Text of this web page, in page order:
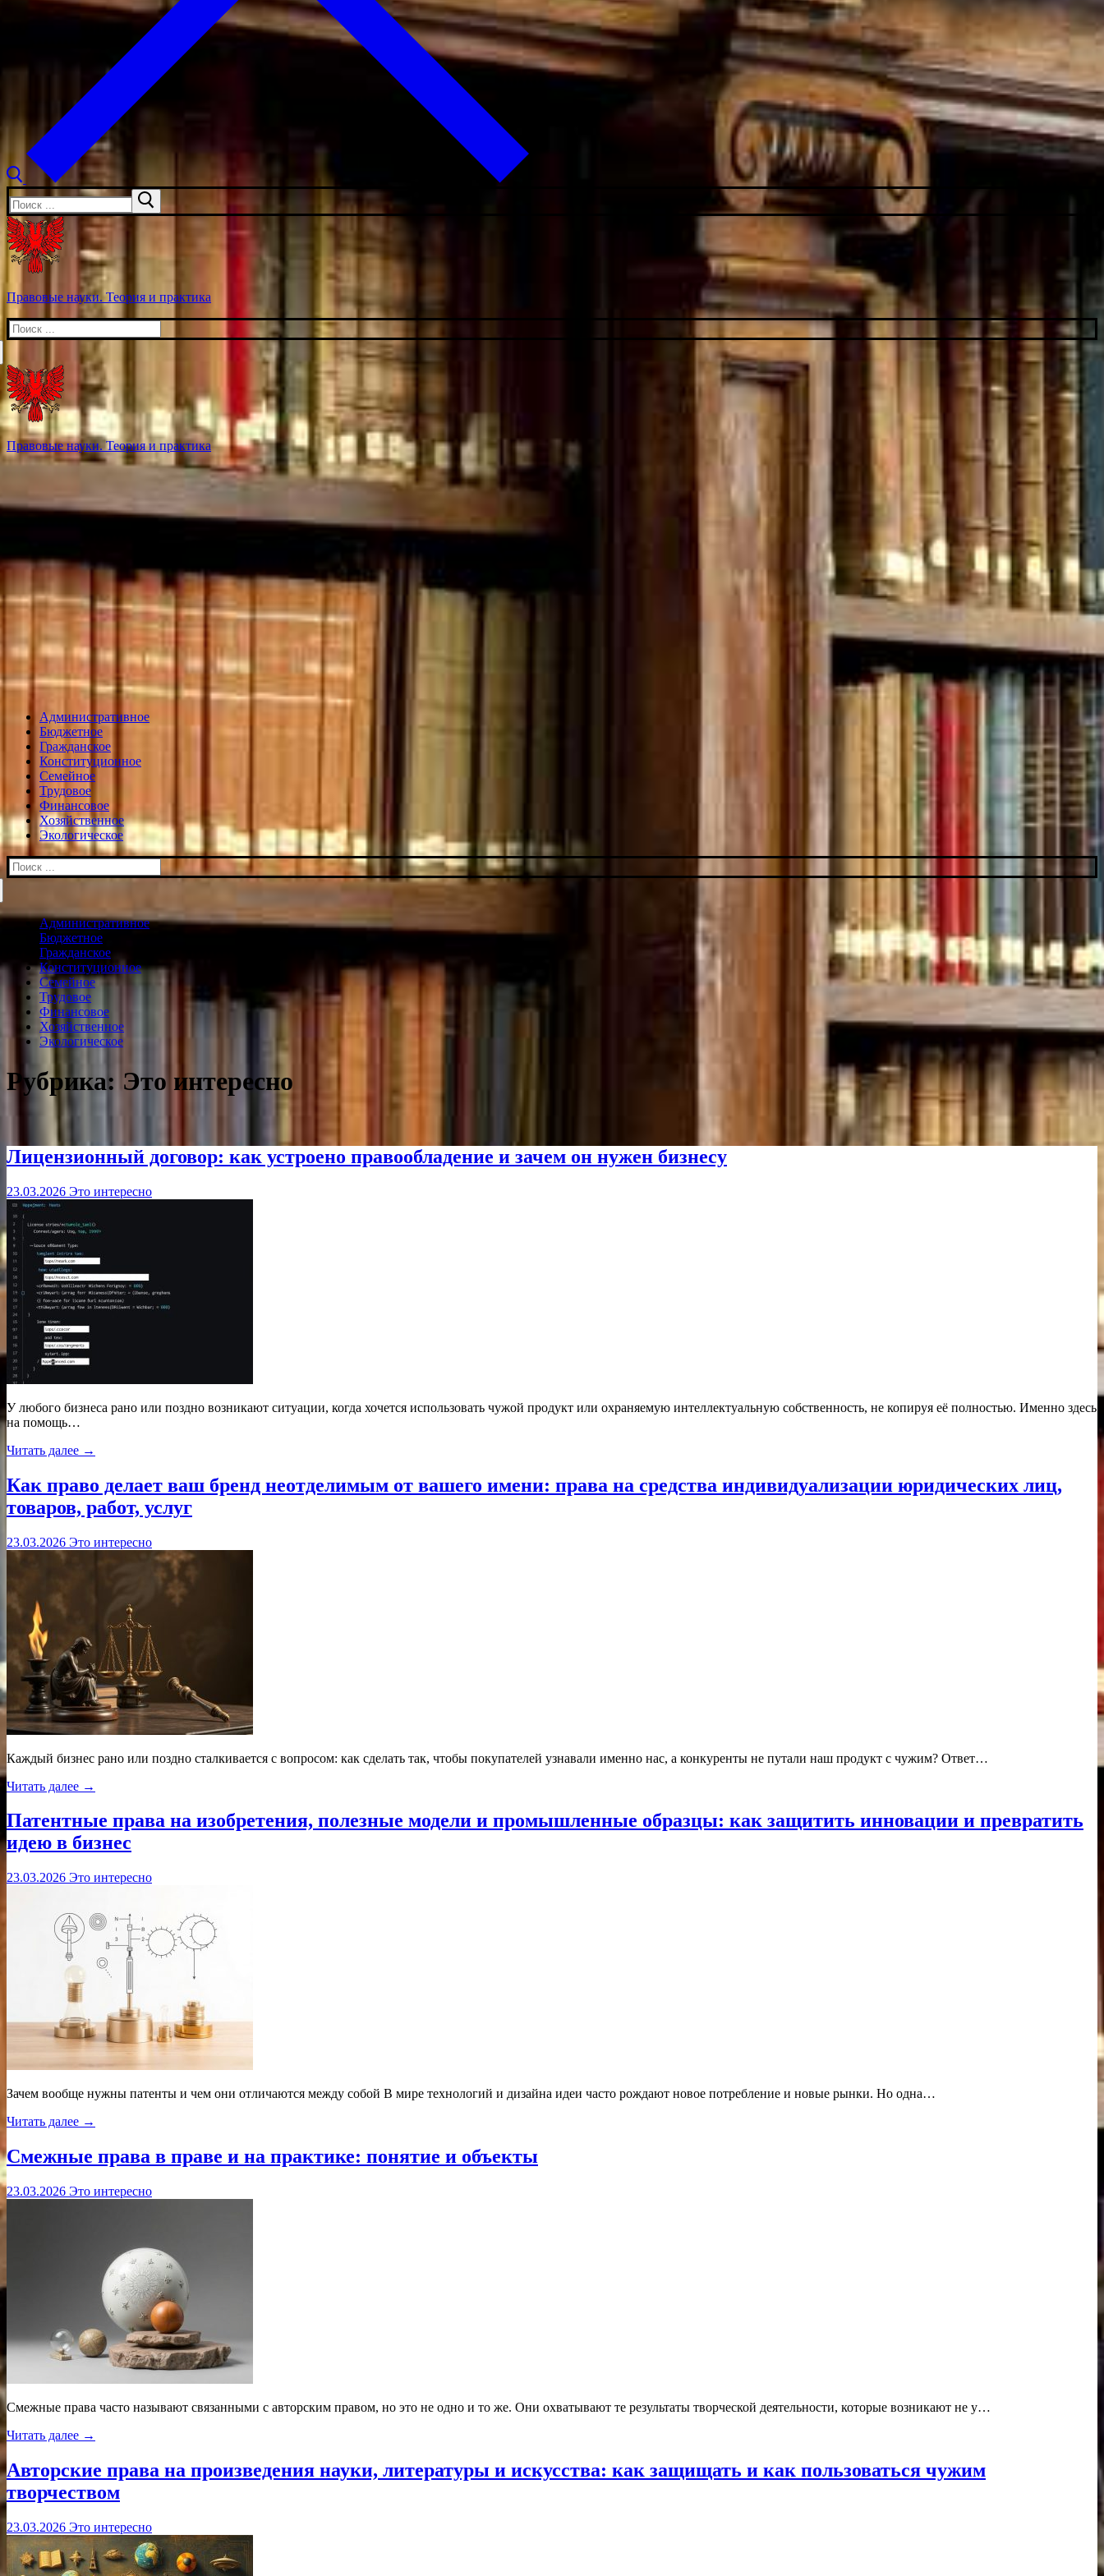
Искать:
Правовые науки. Теория и практика
Искать:
Правовые науки. Теория и практика
Административное
Бюджетное
Гражданское
Конституционное
Семейное
Трудовое
Финансовое
Хозяйственное
Экологическое
Искать:
Административное
Бюджетное
Гражданское
Конституционное
Семейное
Трудовое
Финансовое
Хозяйственное
Экологическое
Рубрика: Это интересно
Лицензионный договор: как устроено правообладение и зачем он нужен бизнесу
23.03.2026 Это интересно
У любого бизнеса рано или поздно возникают ситуации, когда хочется использовать чужой продукт или охраняемую интеллектуальную собственность, не копируя её полностью. Именно здесь
на помощь…
Читать далее →
Как право делает ваш бренд неотделимым от вашего имени: права на средства индивидуализации юридических лиц,
товаров, работ, услуг
23.03.2026 Это интересно
Каждый бизнес рано или поздно сталкивается с вопросом: как сделать так, чтобы покупателей узнавали именно нас, а конкуренты не путали наш продукт с чужим? Ответ…
Читать далее →
Патентные права на изобретения, полезные модели и промышленные образцы: как защитить инновации и превратить
идею в бизнес
23.03.2026 Это интересно
Зачем вообще нужны патенты и чем они отличаются между собой В мире технологий и дизайна идеи часто рождают новое потребление и новые рынки. Но одна…
Читать далее →
Смежные права в праве и на практике: понятие и объекты
23.03.2026 Это интересно
Смежные права часто называют связанными с авторским правом, но это не одно и то же. Они охватывают те результаты творческой деятельности, которые возникают не у…
Читать далее →
Авторские права на произведения науки, литературы и искусства: как защищать и как пользоваться чужим
творчеством
23.03.2026 Это интересно